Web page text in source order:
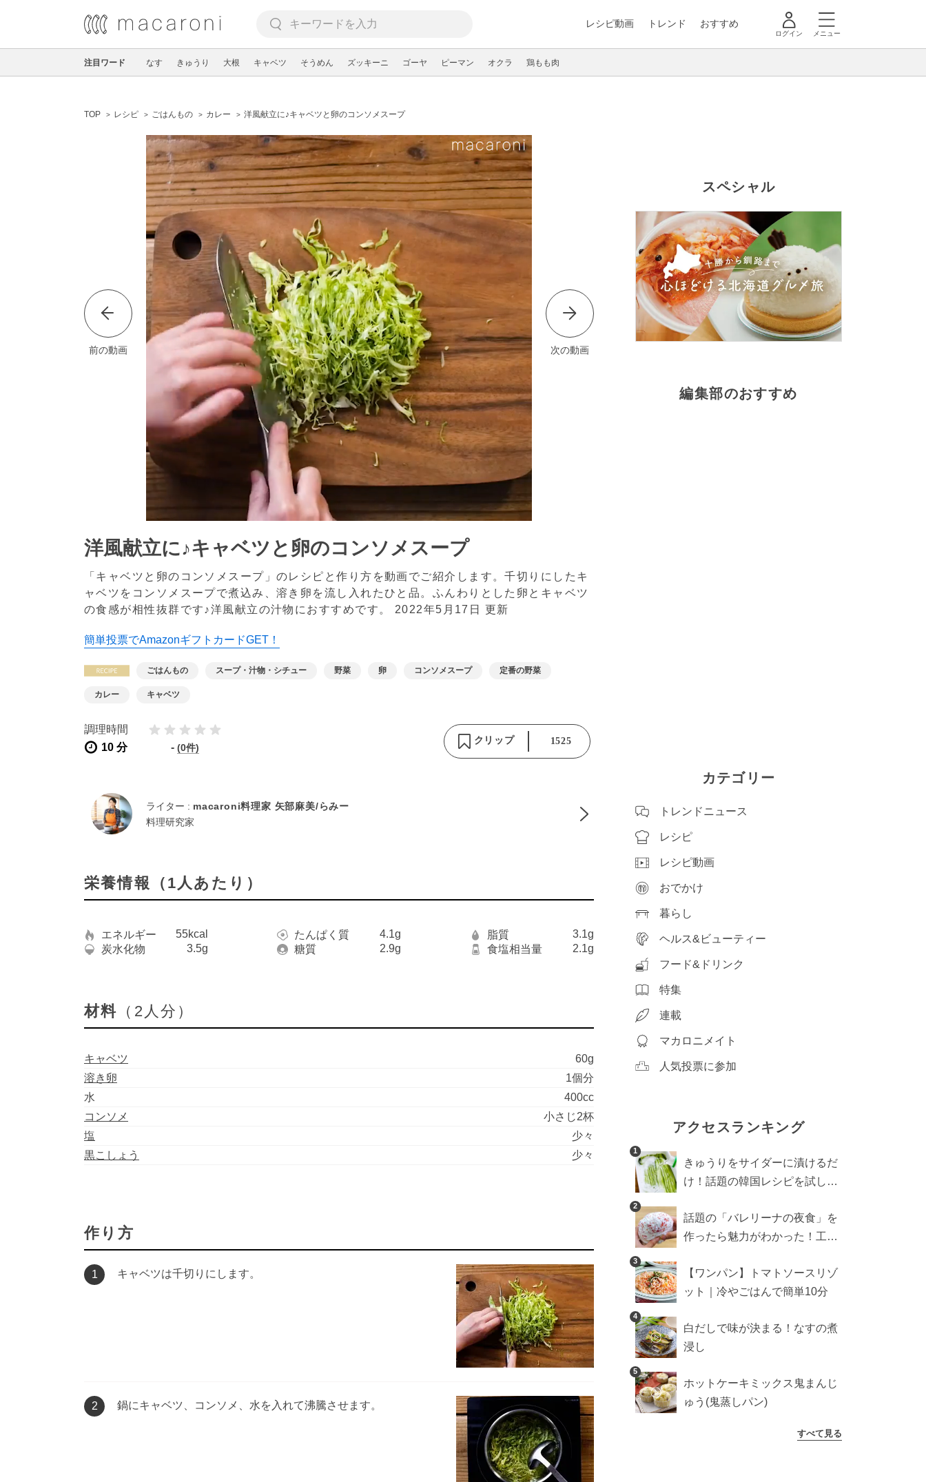
レシピ動画 トレンド おすすめ
ログイン メニュー
注目ワード なす きゅうり 大根 キャベツ そうめん ズッキーニ ゴーヤ ピーマン オクラ 鶏もも肉
TOP レシピ ごはんもの カレー 洋風献立に♪キャベツと卵のコンソメスープ
前の動画 次の動画
洋風献立に♪キャベツと卵のコンソメスープ
「キャベツと卵のコンソメスープ」のレシピと作り方を動画でご紹介します。千切りにしたキ
ャベツをコンソメスープで煮込み、溶き卵を流し入れたひと品。ふんわりとした卵とキャベツ
の食感が相性抜群です♪洋風献立の汁物におすすめです。 2022年5月17日 更新
簡単投票でAmazonギフトカードGET！
ごはんもの スープ・汁物・シチュー 野菜 卵 コンソメスープ 定番の野菜
カレー キャベツ
調理時間
10 分
- (0件)
クリップ 1525
ライター : macaroni料理家 矢部麻美/らみー
料理研究家
栄養情報（1人あたり）
エネルギー 55kcal たんぱく質 4.1g 脂質
3.1g
炭水化物
3.5g 糖質 2.9g 食塩相当量 2.1g
材料 （2人分）
キャベツ
60g
溶き卵
1個分
水
400cc
コンソメ
小さじ2杯
塩
少々
黒こしょう
少々
作り方
1 キャベツは千切りにします。
2 鍋にキャベツ、コンソメ、水を入れて沸騰させます。
スペシャル
編集部のおすすめ
カテゴリー
トレンドニュース
レシピ
レシピ動画
おでかけ
暮らし
ヘルス&ビューティー
フード&ドリンク
特集
連載
マカロニメイト
人気投票に参加
アクセスランキング
1
きゅうりをサイダーに漬けるだ
け！話題の韓国レシピを試した
2
話題の「バレリーナの夜食」を
作ったら魅力がわかった！工程
3
【ワンパン】トマトソースリゾ
ット｜冷やごはんで簡単10分
4
白だしで味が決まる！なすの煮
浸し
5
ホットケーキミックス鬼まんじ
ゅう(鬼蒸しパン)
すべて見る